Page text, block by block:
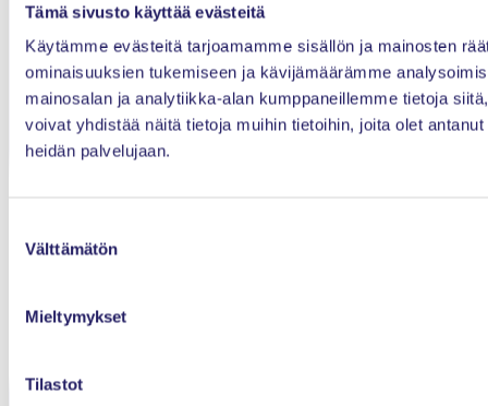
Tämä sivusto käyttää evästeitä
Käytämme evästeitä tarjoamamme sisällön ja mainosten
ominaisuuksien tukemiseen ja kävijämäärämme
mainosalan ja analytiikka-alan kumppaneillemme tietoja
voivat yhdistää näitä tietoja muihin tietoihin, joita olet
heidän palvelujaan.
valinta
Välttämätön
Mieltymykset
Tilastot
Projektiammattilaiset ry
Innopoli 1, Tekniikantie 12
Tietosuojaseloste